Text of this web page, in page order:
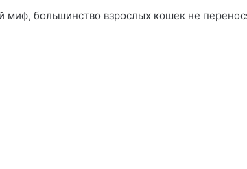
миф, большинство взрослых кошек не